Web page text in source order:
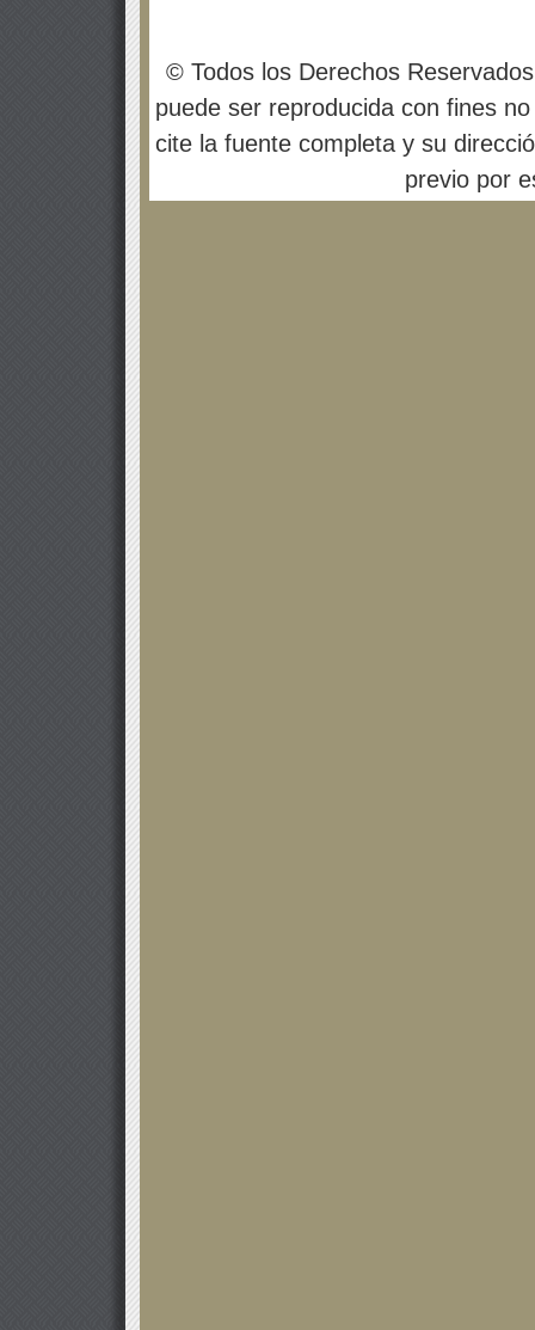
© Todos los Derechos
puede ser reproducida con fines
cite la fuente completa y su
previo por